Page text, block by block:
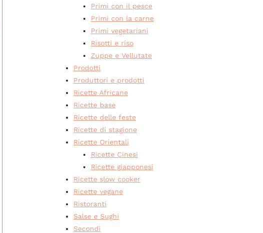
Primi con il pesce
Primi con la carne
Primi vegetariani
Risotti e riso
Zuppe e Vellutate
Prodotti
Produttori e prodotti
Ricette Africane
Ricette base
Ricette delle feste
Ricette di stagione
Ricette Orientali
Ricette Cinesi
Ricette giapponesi
Ricette slow cooker
Ricette vegane
Ristoranti
Salse e Sughi
Secondi